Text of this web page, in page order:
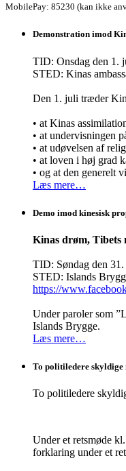
MobilePay: 85230 (kan ikke
Demonstration imod
TID: Onsdag den 1.
STED: Kinas
Den 1. juli træder
• at Kinas
• at undervisningen
• at udøvelsen af
• at loven i høj grad
• og at den generelt
Læs mere…
Demo imod kinesisk
Kinas drøm, Tibets
TID: Søndag den
STED: Islands
https://
Under paroler som
Islands Brygge.
Læs mere…
To politiledere
To politiledere
Under et retsmøde
forklaring under et